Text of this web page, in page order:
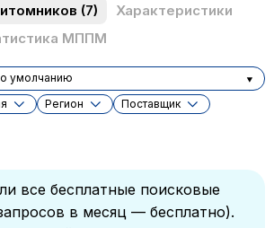
(7)
Характеристики
МППМ
Регион
Поставщик
умолчанию
все бесплатные поисковые
в месяц — бесплатно).